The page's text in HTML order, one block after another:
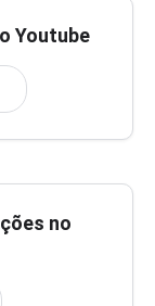
Youtube
no